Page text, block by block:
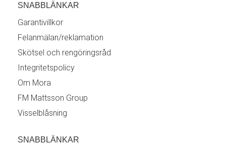
SNABBLÄNKAR
Garantivillkor
Felanmälan/reklamation
Skötsel och rengöringsråd
Integritetspolicy
Om Mora
FM Mattsson Group
Visselblåsning
SNABBLÄNKAR